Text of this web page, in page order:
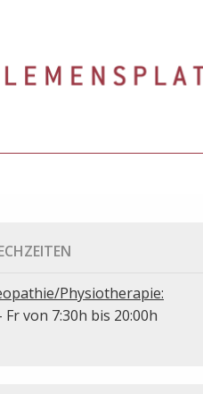
Physiotherapie:
Fr von 7:30h bis 20:00h